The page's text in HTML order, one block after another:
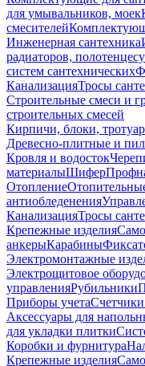
для умывальников, моек
смесителей
Инженерная сантехника
радиаторов,
систем сантехнических
КанализацияТросы
Строительные смеси и
строительных смесей
Кирпичи, блоки,
Древесно-плитные и
Кровля и водосток
материалыШифер
Отопление
антиобледенения
КанализацияТросы
Крепежные изделия
анкерыКарабины
Электромонтажные
Электрощитовое
управленияРубильники
Приборы учетаСчетчики
Аксессуары для
для укладки плитки
Коробки и фурнитура
Крепежные изделия